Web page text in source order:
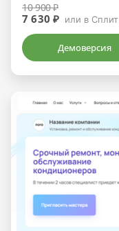
10 900 ₽
7 630 ₽ или в Сплит
Демоверсия